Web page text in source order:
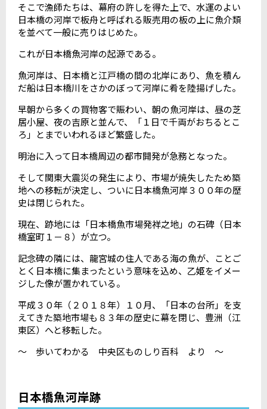
そこで漁師たちは、幕府の許しを得た上で、水運のよい
日本橋の河岸で板舟と呼ばれる販売用の板の上に魚介類
を並べて一般に売りはじめた。
これが日本橋魚河岸の起源である。
魚河岸は、日本橋と江戸橋の間の北岸にあり、魚を積ん
だ船は日本橋川をさかのぼって河岸に肴を陸揚げした。
早朝から多くの買物客で賑わい、朝の魚河岸は、昼の芝
居小屋、夜の吉原と並んで、「１日で千両がおちるとこ
ろ」とまでいわれるほど繁盛した。
明治に入って日本橋周辺の都市開発が急務となった。
そして関東大震災の発生により、市場が焼失したため築
地への移転が決定し、ついに日本橋魚河岸３００年の歴
史は閉じられた。
現在、跡地には「日本橋魚市場発祥之地」の石碑（日本
橋室町１－８）が立つ。
記念碑の隣には、龍宮城の住人である海の魚が、ことご
とく日本橋に集まったという意味を込め、乙姫をイメー
ジした像が置かれている。
平成３０年（２０１８年）１０月、「日本の台所」を支
えてきた築地市場も８３年の歴史に幕を閉じ、豊洲（江
東区）へと移転した。
～ 歩いてわかる 中央区ものしり百科 より ～
日本橋魚河岸跡